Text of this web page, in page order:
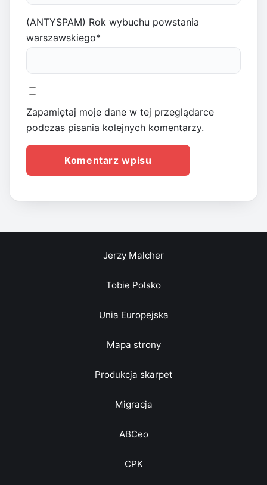
(ANTYSPAM) Rok wybuchu powstania
warszawskiego*
Zapamiętaj moje dane w tej przeglądarce
podczas pisania kolejnych komentarzy.
Jerzy Malcher
Tobie Polsko
Unia Europejska
Mapa strony
Produkcja skarpet
Migracja
ABCeo
CPK